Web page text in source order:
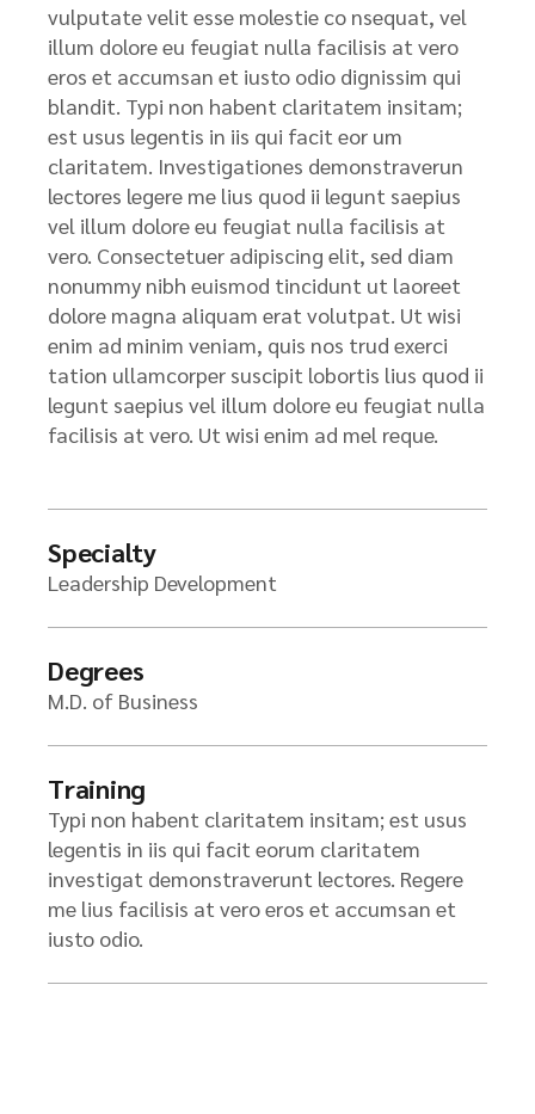
vulputate velit esse molestie co nsequat, vel
illum dolore eu feugiat nulla facilisis at vero
eros et accumsan et iusto odio dignissim qui
blandit. Typi non habent claritatem insitam;
est usus legentis in iis qui facit eor um
claritatem. Investigationes demonstraverun
lectores legere me lius quod ii legunt saepius
vel illum dolore eu feugiat nulla facilisis at
vero. Consectetuer adipiscing elit, sed diam
nonummy nibh euismod tincidunt ut laoreet
dolore magna aliquam erat volutpat. Ut wisi
enim ad minim veniam, quis nos trud exerci
tation ullamcorper suscipit lobortis lius quod ii
legunt saepius vel illum dolore eu feugiat nulla
facilisis at vero. Ut wisi enim ad mel reque.
Specialty
Leadership Development
Degrees
M.D. of Business
Training
Typi non habent claritatem insitam; est usus
legentis in iis qui facit eorum claritatem
investigat demonstraverunt lectores. Regere
me lius facilisis at vero eros et accumsan et
iusto odio.